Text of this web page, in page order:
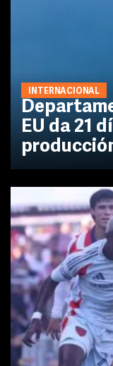
INTERNACIONAL
EU da 21